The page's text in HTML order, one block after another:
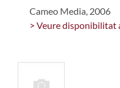
Cameo Media, 2006
> Veure disponibilitat